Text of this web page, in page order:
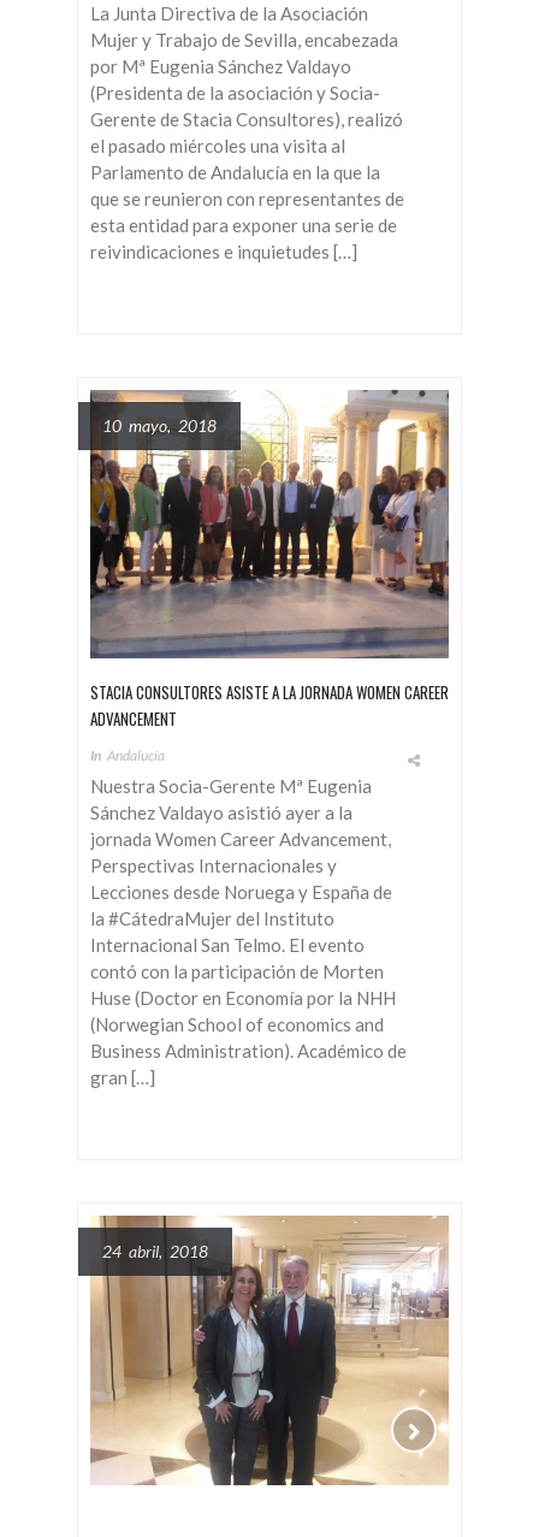
La Junta Directiva de la Asociación
Mujer y Trabajo de Sevilla, encabezada
por Mª Eugenia Sánchez Valdayo
(Presidenta de la asociación y Socia-
Gerente de Stacia Consultores), realizó
el pasado miércoles una visita al
Parlamento de Andalucía en la que la
que se reunieron con representantes de
esta entidad para exponer una serie de
reivindicaciones e inquietudes […]
10 mayo, 2018
STACIA CONSULTORES ASISTE A LA JORNADA WOMEN CAREER
ADVANCEMENT
In Andalucía
Nuestra Socia-Gerente Mª Eugenia
Sánchez Valdayo asistió ayer a la
jornada Women Career Advancement,
Perspectivas Internacionales y
Lecciones desde Noruega y España de
la #CátedraMujer del Instituto
Internacional San Telmo. El evento
contó con la participación de Morten
Huse (Doctor en Economía por la NHH
(Norwegian School of economics and
Business Administration). Académico de
gran […]
24 abril, 2018